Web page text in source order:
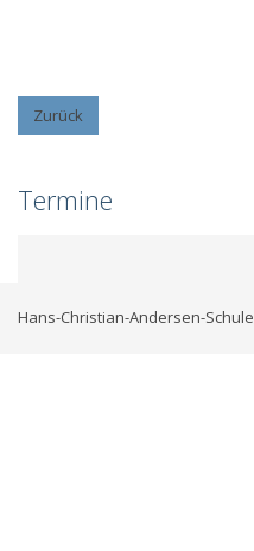
Zurück
Termine
Hans-Christian-Andersen-Schule